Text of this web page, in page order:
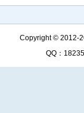
Copyright © 2012-
QQ：